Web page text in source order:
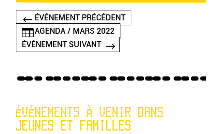
ÉVÉNEMENT PRÉCÉDENT
AGENDA / MARS 2022
ÉVÉNEMENT SUIVANT
ÉVÉNEMENTS À VENIR DANS
JEUNES ET FAMILLES